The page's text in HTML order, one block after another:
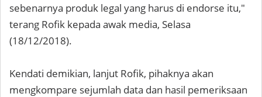
sebenarnya produk legal yang harus di endorse itu,"
terang Rofik kepada awak media, Selasa
(18/12/2018).
Kendati demikian, lanjut Rofik, pihaknya akan
mengkompare sejumlah data dan hasil pemeriksaan